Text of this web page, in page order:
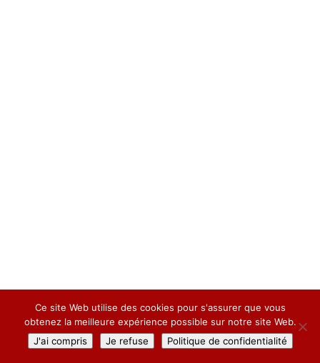
;
Ce site Web utilise des cookies pour s'assurer que vous
obtenez la meilleure expérience possible sur notre site Web.
J'ai compris
Je refuse Politique de confidentialité